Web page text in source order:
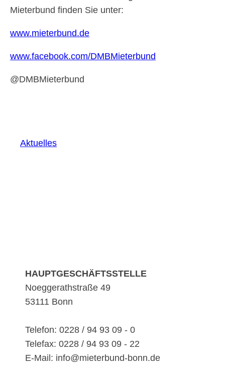
Mieterbund finden Sie unter:
www.mieterbund.de
www.facebook.com/DMBMieterbund
@DMBMieterbund
Aktuelles
HAUPTGESCHÄFTSSTELLE
Noeggerathstraße 49
53111 Bonn
Telefon: 0228 / 94 93 09 - 0
Telefax: 0228 / 94 93 09 - 22
E-Mail: info@mieterbund-bonn.de